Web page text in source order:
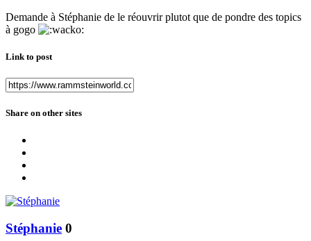
Demande à Stéphanie de le réouvrir plutot que de pondre des topics
à gogo
Link to post
Share on other sites
Stéphanie 0